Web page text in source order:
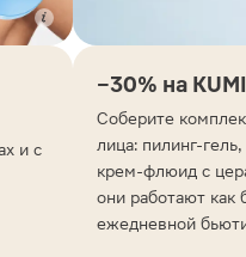
и с
−30% на
Соберите
лица: пилинг-
крем-флюид с
они работают как
ежедневной